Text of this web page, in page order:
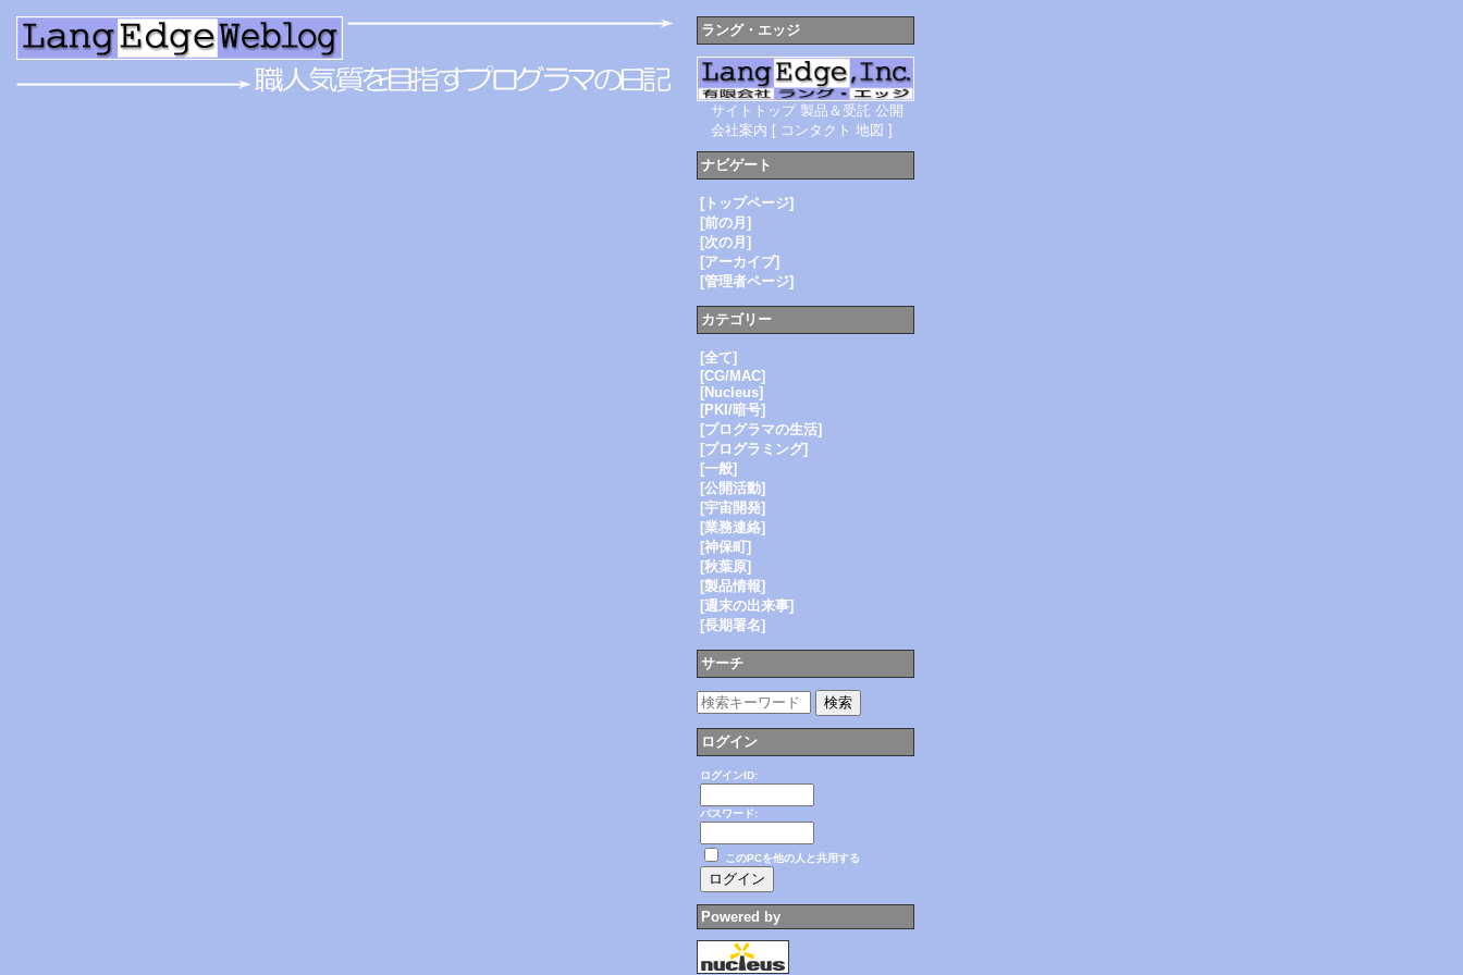
ラング・エッジ
サイトトップ 製品＆受託 公開
会社案内 [ コンタクト 地図 ]
ナビゲート
[トップページ]
[前の月]
[次の月]
[アーカイブ]
[管理者ページ]
カテゴリー
[全て]
[CG/MAC]
[Nucleus]
[PKI/暗号]
[プログラマの生活]
[プログラミング]
[一般]
[公開活動]
[宇宙開発]
[業務連絡]
[神保町]
[秋葉原]
[製品情報]
[週末の出来事]
[長期署名]
サーチ
ログイン
ログインID:
パスワード:
このPCを他の人と共用する
Powered by